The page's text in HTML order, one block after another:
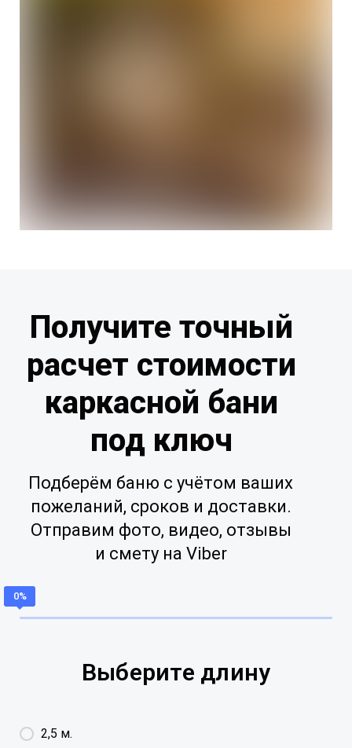
Подберём баню с учётом ваших
пожеланий, сроков и доставки.
Отправим фото, видео, отзывы
и смету на Viber
Получите точный
расчет стоимости
каркасной бани
под ключ
Выберите длину
2,5 м.